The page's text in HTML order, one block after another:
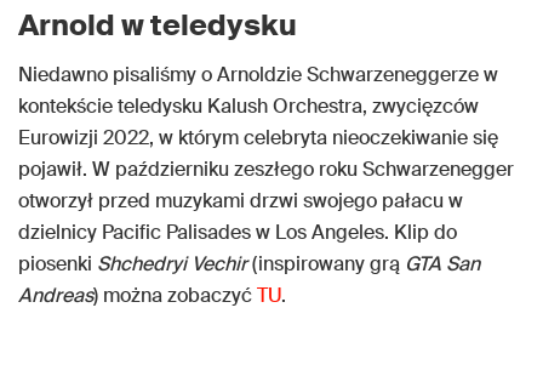
Arnold w teledysku
Niedawno pisaliśmy o Arnoldzie Schwarzeneggerze w
kontekście teledysku Kalush Orchestra, zwycięzców
Eurowizji 2022, w którym celebryta nieoczekiwanie się
pojawił. W październiku zeszłego roku Schwarzenegger
otworzył przed muzykami drzwi swojego pałacu w
dzielnicy Pacific Palisades w Los Angeles. Klip do
piosenki Shchedryi Vechir(inspirowany grą GTA San
Andreas) można zobaczyćTU.